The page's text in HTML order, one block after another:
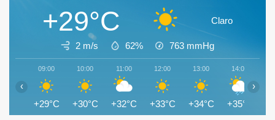
+29°C Claro
2 m/s 62% 763 mmHg
09:00
+29°C
10:00
+30°C
11:00
+32°C
12:00
+33°C
13:00
+34°C
14:00
+35°C
‹ ›